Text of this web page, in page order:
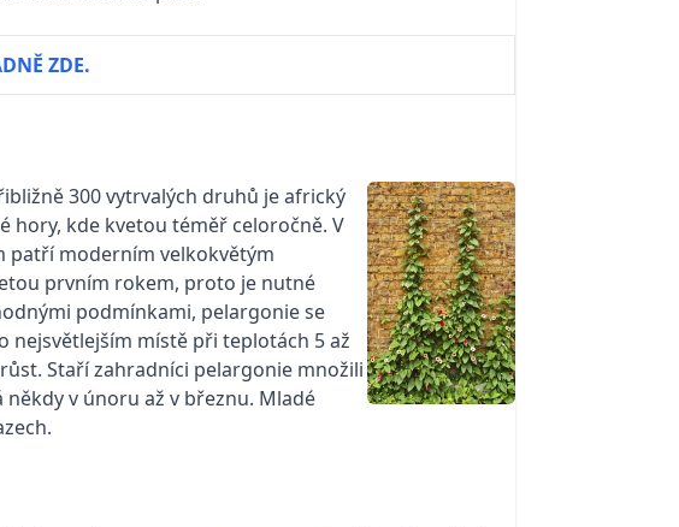
ZDE.
300 vytrvalých druhů je africký
hory, kde kvetou téměř celoročně. V
patří moderním velkokvětým
prvním rokem, proto je nutné
podmínkami, pelargonie se
nejsvětlejším místě při teplotách 5 až
Staří zahradníci pelargonie množili
v únoru až v březnu. Mladé